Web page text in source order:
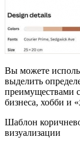
Вы можете
выделить
преимуществами
бизнеса, хобби и
Шаблон
визуализации